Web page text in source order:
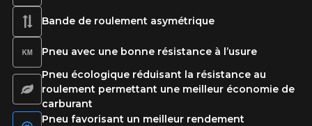
Bande de roulement asymétrique
Pneu avec une bonne résistance à l’usure
Pneu écologique réduisant la résistance au
roulement permettant une meilleur économie de
carburant
Pneu favorisant un meilleur rendement